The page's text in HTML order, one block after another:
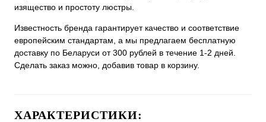
изящество и простоту люстры.
Известность бренда гарантирует качество и соответствие
европейским стандартам, а мы предлагаем бесплатную
доставку по Беларуси от 300 рублей в течение 1-2 дней.
Сделать заказ можно, добавив товар в корзину.
ХАРАКТЕРИСТИКИ: